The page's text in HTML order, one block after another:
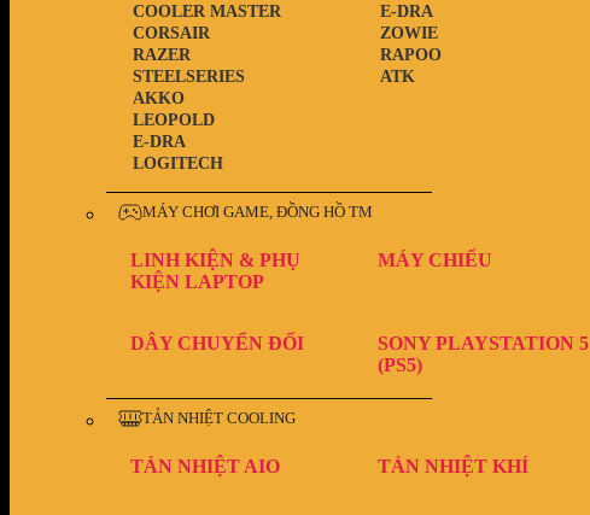
LOGITECH
E-DRA
LEOPOLD
AKKO
STEELSERIES
RAZER
CORSAIR
COOLER MASTER
ATK
RAPOO
ZOWIE
E-DRA
MÁY CHƠI GAME, ĐỒNG HỒ TM
LINH KIỆN & PHỤ
KIỆN LAPTOP
MÁY CHIẾU
DÂY CHUYỂN ĐỔI
SONY PLAYSTATION 5
(PS5)
TẢN NHIỆT COOLING
TẢN NHIỆT AIO TẢN NHIỆT KHÍ